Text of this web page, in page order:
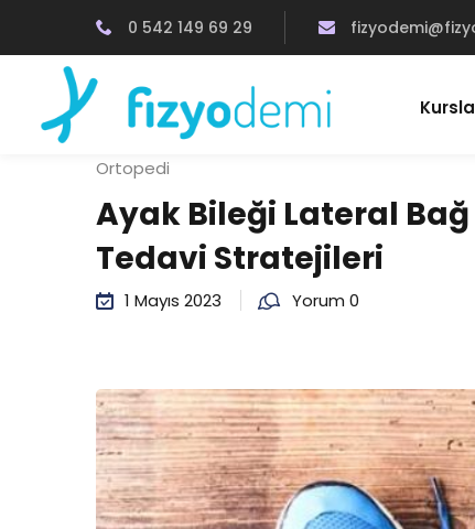
0 542 149 69 29
Ortopedi
Ayak Bileği Lateral
Tedavi Stratejileri
1 Mayıs 2023 Yorum 0